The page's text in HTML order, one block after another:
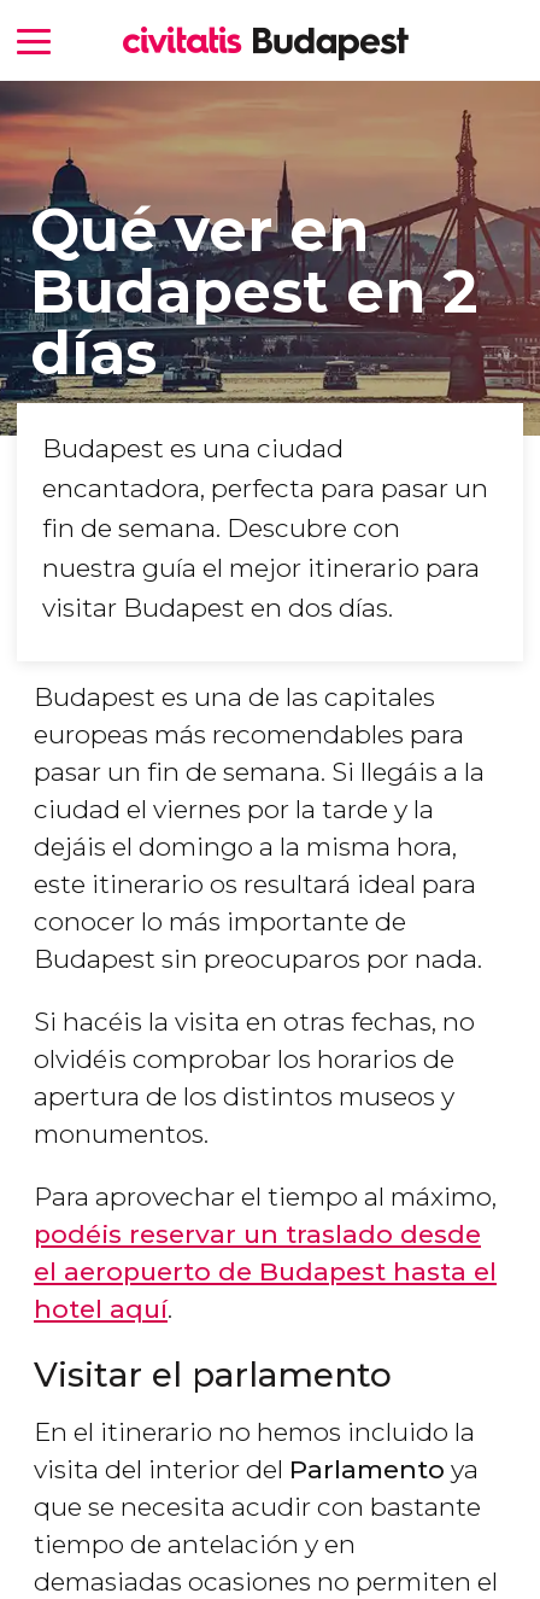
Qué ver en
Budapest en 2
días
Budapest es una ciudad
encantadora, perfecta para pasar un
fin de semana. Descubre con
nuestra guía el mejor itinerario para
visitar Budapest en dos días.
Budapest es una de las capitales
europeas más recomendables para
pasar un fin de semana. Si llegáis a la
ciudad el viernes por la tarde y la
dejáis el domingo a la misma hora,
este itinerario os resultará ideal para
conocer lo más importante de
Budapest sin preocuparos por nada.
Si hacéis la visita en otras fechas, no
olvidéis comprobar los horarios de
apertura de los distintos museos y
monumentos.
Para aprovechar el tiempo al máximo,
podéis reservar un traslado desde
el aeropuerto de Budapest hasta el
hotel aquí.
Visitar el parlamento
En el itinerario no hemos incluido la
visita del interior del Parlamento ya
que se necesita acudir con bastante
tiempo de antelación y en
demasiadas ocasiones no permiten el